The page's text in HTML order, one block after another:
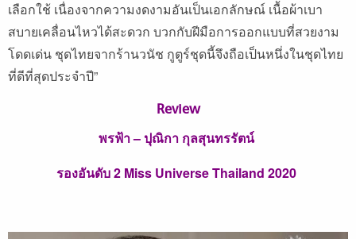
เลือกใช้ เนื่องจากความงดงามอันเป็นเอกลักษณ์ เนื้อผ้าเบา
สบายเคลื่อนไหวได้สะดวก บวกกับฝีมือการออกแบบที่สวยงาม
โดดเด่น ชุดไทยจากร้านวนัช กูตูร์ชุดนี้จึงถือเป็นหนึ่งในชุดไทย
ที่ดีที่สุดประจำปี”
Review
พรฟ้า – ปุณิกา กุลสุนทรรัตน์
รองอันดับ 2 Miss Universe Thailand 2020